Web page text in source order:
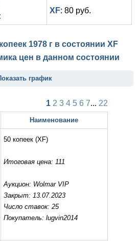
XF: 80 руб.
1978 г в состоянии XF
цен в данном состоянии
график
1 2 3 4 5 6 7... 22
Наименование
50 копеек(XF)
Итоговая цена: 111
Аукцион: Wolmar VIP
Закрыт: 13.07.2023
Число ставок: 25
Покупатель: lugvin2014